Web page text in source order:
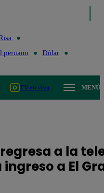
peruano
Dólar
TV en vivo MENÚ
a la
a El